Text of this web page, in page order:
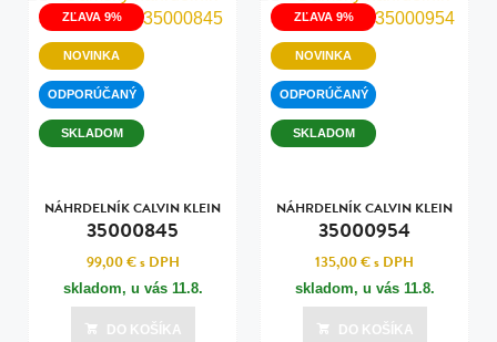
ZĽAVA 9%
NOVINKA
ODPORÚČANÝ
SKLADOM
NÁHRDELNÍK CALVIN KLEIN
35000845
99,00 €s DPH
skladom, u vás 11.8.
DO KOŠÍKA
ZĽAVA 9%
NOVINKA
ODPORÚČANÝ
SKLADOM
NÁHRDELNÍK CALVIN KLEIN
35000954
135,00 €s DPH
skladom, u vás 11.8.
DO KOŠÍKA